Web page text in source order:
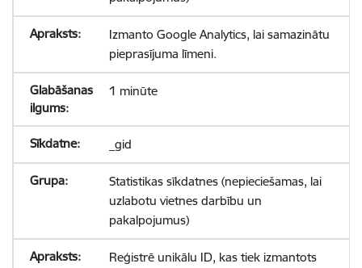
Izmanto Google Analytics, lai samazinātu
pieprasījuma līmeni.
1 minūte
_gid
Statistikas sīkdatnes (nepieciešamas, lai
uzlabotu vietnes darbību un
pakalpojumus)
Reģistrē unikālu ID, kas tiek izmantots